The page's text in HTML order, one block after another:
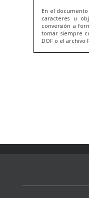
En el
caracteres u
conversión a
tomar siempre
DOF o el archivo